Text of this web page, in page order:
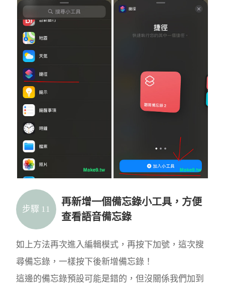
步驟 11
再新增一個備忘錄小工具，方便
查看語音備忘錄
如上方法再次進入編輯模式，再按下加號，這次搜
尋備忘錄，一樣按下後新增備忘錄！
這邊的備忘錄預設可能是錯的，但沒關係我們加到